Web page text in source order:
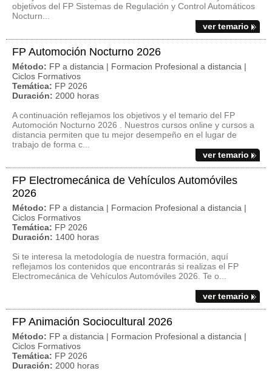
objetivos del FP Sistemas de Regulación y Control Automáticos
Nocturn...
ver temario
FP Automoción Nocturno 2026
Método: FP a distancia | Formacion Profesional a distancia |
Ciclos Formativos
Temática: FP 2026
Duración: 2000 horas
A continuación reflejamos los objetivos y el temario del FP
Automoción Nocturno 2026 . Nuestros cursos online y cursos a
distancia permiten que tu mejor desempeño en el lugar de
trabajo de forma c...
ver temario
FP Electromecánica de Vehículos Automóviles
2026
Método: FP a distancia | Formacion Profesional a distancia |
Ciclos Formativos
Temática: FP 2026
Duración: 1400 horas
Si te interesa la metodología de nuestra formación, aquí
reflejamos los contenidos que encontrarás si realizas el FP
Electromecánica de Vehículos Automóviles 2026. Te o...
ver temario
FP Animación Sociocultural 2026
Método: FP a distancia | Formacion Profesional a distancia |
Ciclos Formativos
Temática: FP 2026
Duración: 2000 horas